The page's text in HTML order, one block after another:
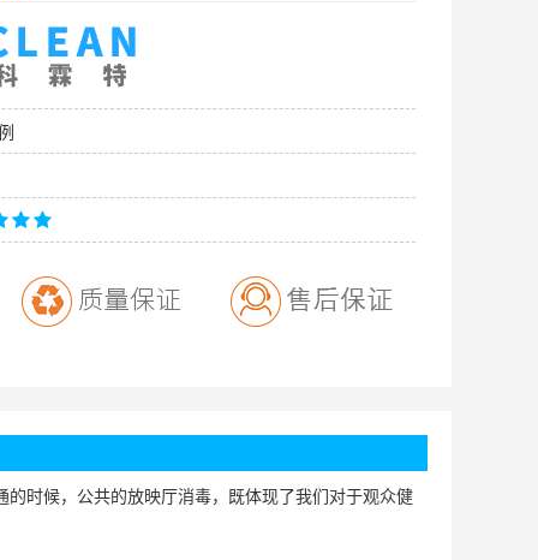
时候，公共的放映厅消毒，既体现了我们对于观众健